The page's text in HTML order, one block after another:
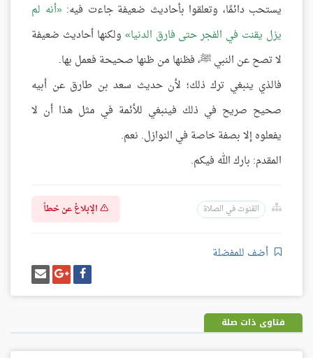
يستحب دائمًا، وتعلقوا بأحاديث ضعيفة جاءت فيه: أنه لم
يزل يقنت في الفجر حتى فارق الدنيا ولكنها أحاديث ضعيفة
لا تصح عن النبي ﷺ، فظنها من ظنها صحيحة فعمل بها.
فالذي ينبغي ترك ذلك؛ لأن حديث سعد بن طارق عن أبيه
صحيح صريح في ذلك فينبغي للأئمة في مثل هذا أن لا
يفعلوه إلا بصفة خاصة في النوازل. نعم.
المقدم: بارك الله فيكم.
القنوت في الصلاة الإبلاغ عن خطأ
أضف للمفضلة
شارك
على
فيسبوك
شارك
على
غوغل
بلس
إرسل
إيميل
فتاوى ذات صلة